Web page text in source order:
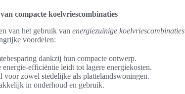
compacte koelvriescombinaties
van het gebruik van energiezuinige koelvriescombinaties
voordelen:
dankzij hun compacte ontwerp.
energie-efficiëntie leidt tot lagere energiekosten.
voor zowel stedelijke als plattelandswoningen.
in onderhoud en gebruik.